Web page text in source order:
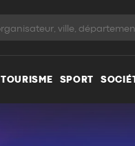
TOURISME SPORT